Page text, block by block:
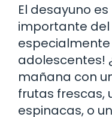
El desayuno
importante del
adolescentes!
mañana con
frutas frescas,
espinacas, o